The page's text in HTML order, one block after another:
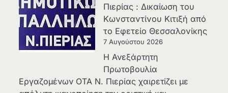
Πιερίας : Δικαίωση του
Κωνσταντίνου Κιτιξή από
το Εφετείο Θεσσαλονίκης
7 Αυγούστου 2026
Η Ανεξάρτητη
Πρωτοβουλία
Εργαζομένων ΟΤΑ Ν. Πιερίας χαιρετίζει με